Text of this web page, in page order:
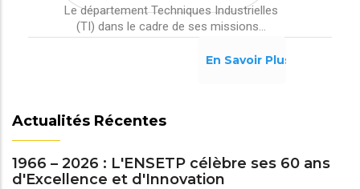
Le département Techniques Industrielles
(TI) dans le cadre de ses missions...
En Savoir Plus
Actualités Récentes
1966 – 2026 : L'ENSETP célèbre ses 60 ans
d'Excellence et d'Innovation